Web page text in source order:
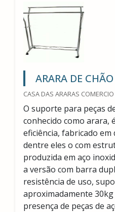
ARARA DE
CASA DAS ARARAS
O suporte para peças
conhecido como arara,
eficiência, fabricado em
dentre eles o com
produzida em aço
a versão com barra
resistência de uso,
aproximadamente
presença de peças de